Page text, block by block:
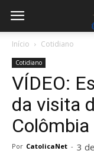
Início Cotidiano
Cotidiano
VÍDEO:
da visita
Colômbia
Por CatolicaNet - 3